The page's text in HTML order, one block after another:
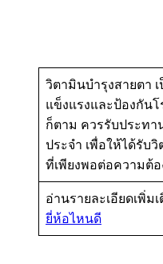
วิตามินบำรุงสายตา
แข็งแรงและป้องกันโ
ก็ตาม ควรรับประทา
ประจำ เพื่อให้ได้รับ
ที่เพียงพอต่อความต้อ
อ่านรายละเอียดเพิ่ม
ยี่ห้อไหนดี